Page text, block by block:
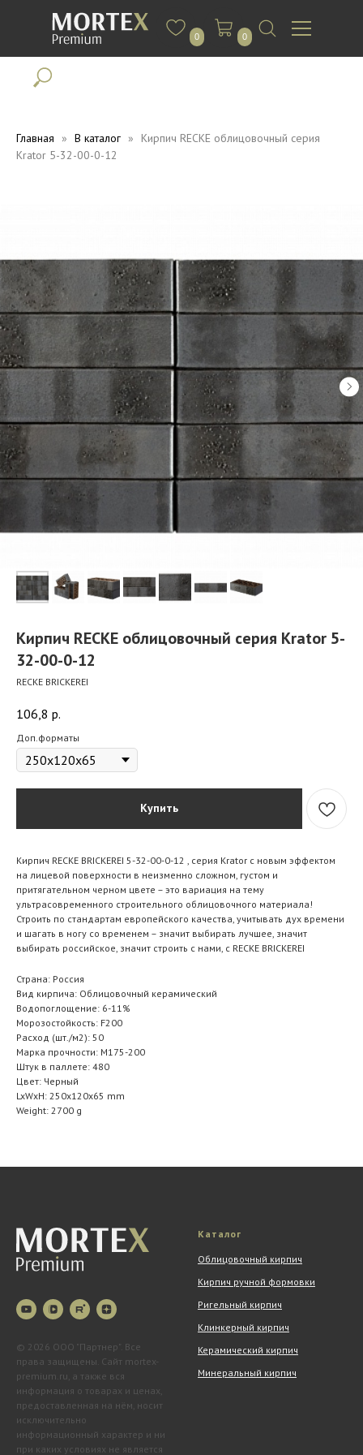
0 0
Главная В каталог
Кирпич RECKE облицовочный серия
Krator 5-32-00-0-12
Кирпич RECKE облицовочный серия Krator 5-
32-00-0-12
RECKE BRICKEREI
106,8 р.
Доп.форматы
Купить
Кирпич RECKE BRICKEREI 5-32-00-0-12 , серия Krator с новым эффектом
на лицевой поверхности в неизменно сложном, густом и
притягательном черном цвете – это вариация на тему
ультрасовременного строительного облицовочного материала!
Строить по стандартам европейского качества, учитывать дух времени
и шагать в ногу со временем – значит выбирать лучшее, значит
выбирать российское, значит строить с нами, с RECKE BRICKEREI
Страна: Россия
Вид кирпича: Облицовочный керамический
Водопоглощение: 6-11%
Морозостойкость: F200
Расход (шт./м2): 50
Марка прочности: M175-200
Штук в паллете: 480
Цвет: Черный
LxWxH: 250x120x65 mm
Weight: 2700 g
© 2026 ООО "Партнер". Все
права защищены. Сайт mortex-
premium.ru, а также вся
информация о товарах и ценах,
предоставленная на нём, носит
исключительно
информационный характер и ни
при каких условиях не является
Каталог
Облицовочный кирпич
Кирпич ручной формовки
Ригельный кирпич
Клинкерный кирпич
Керамический кирпич
Минеральный кирпич